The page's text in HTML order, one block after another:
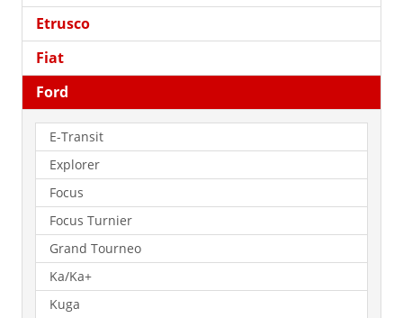
Etrusco
Fiat
Ford
E-Transit
Explorer
Focus
Focus Turnier
Grand Tourneo
Ka/Ka+
Kuga